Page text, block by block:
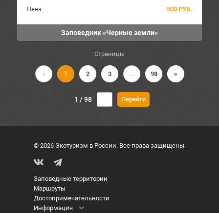
Цена
500 РУБ.
Заповедник «Черные земли»
Страницы
« 1 2 3 ... 98 »
1 / 98
© 2026 Экотуризм в России. Все права защищены.
Заповедные территории
Маршруты
Достопримечательности
Информация